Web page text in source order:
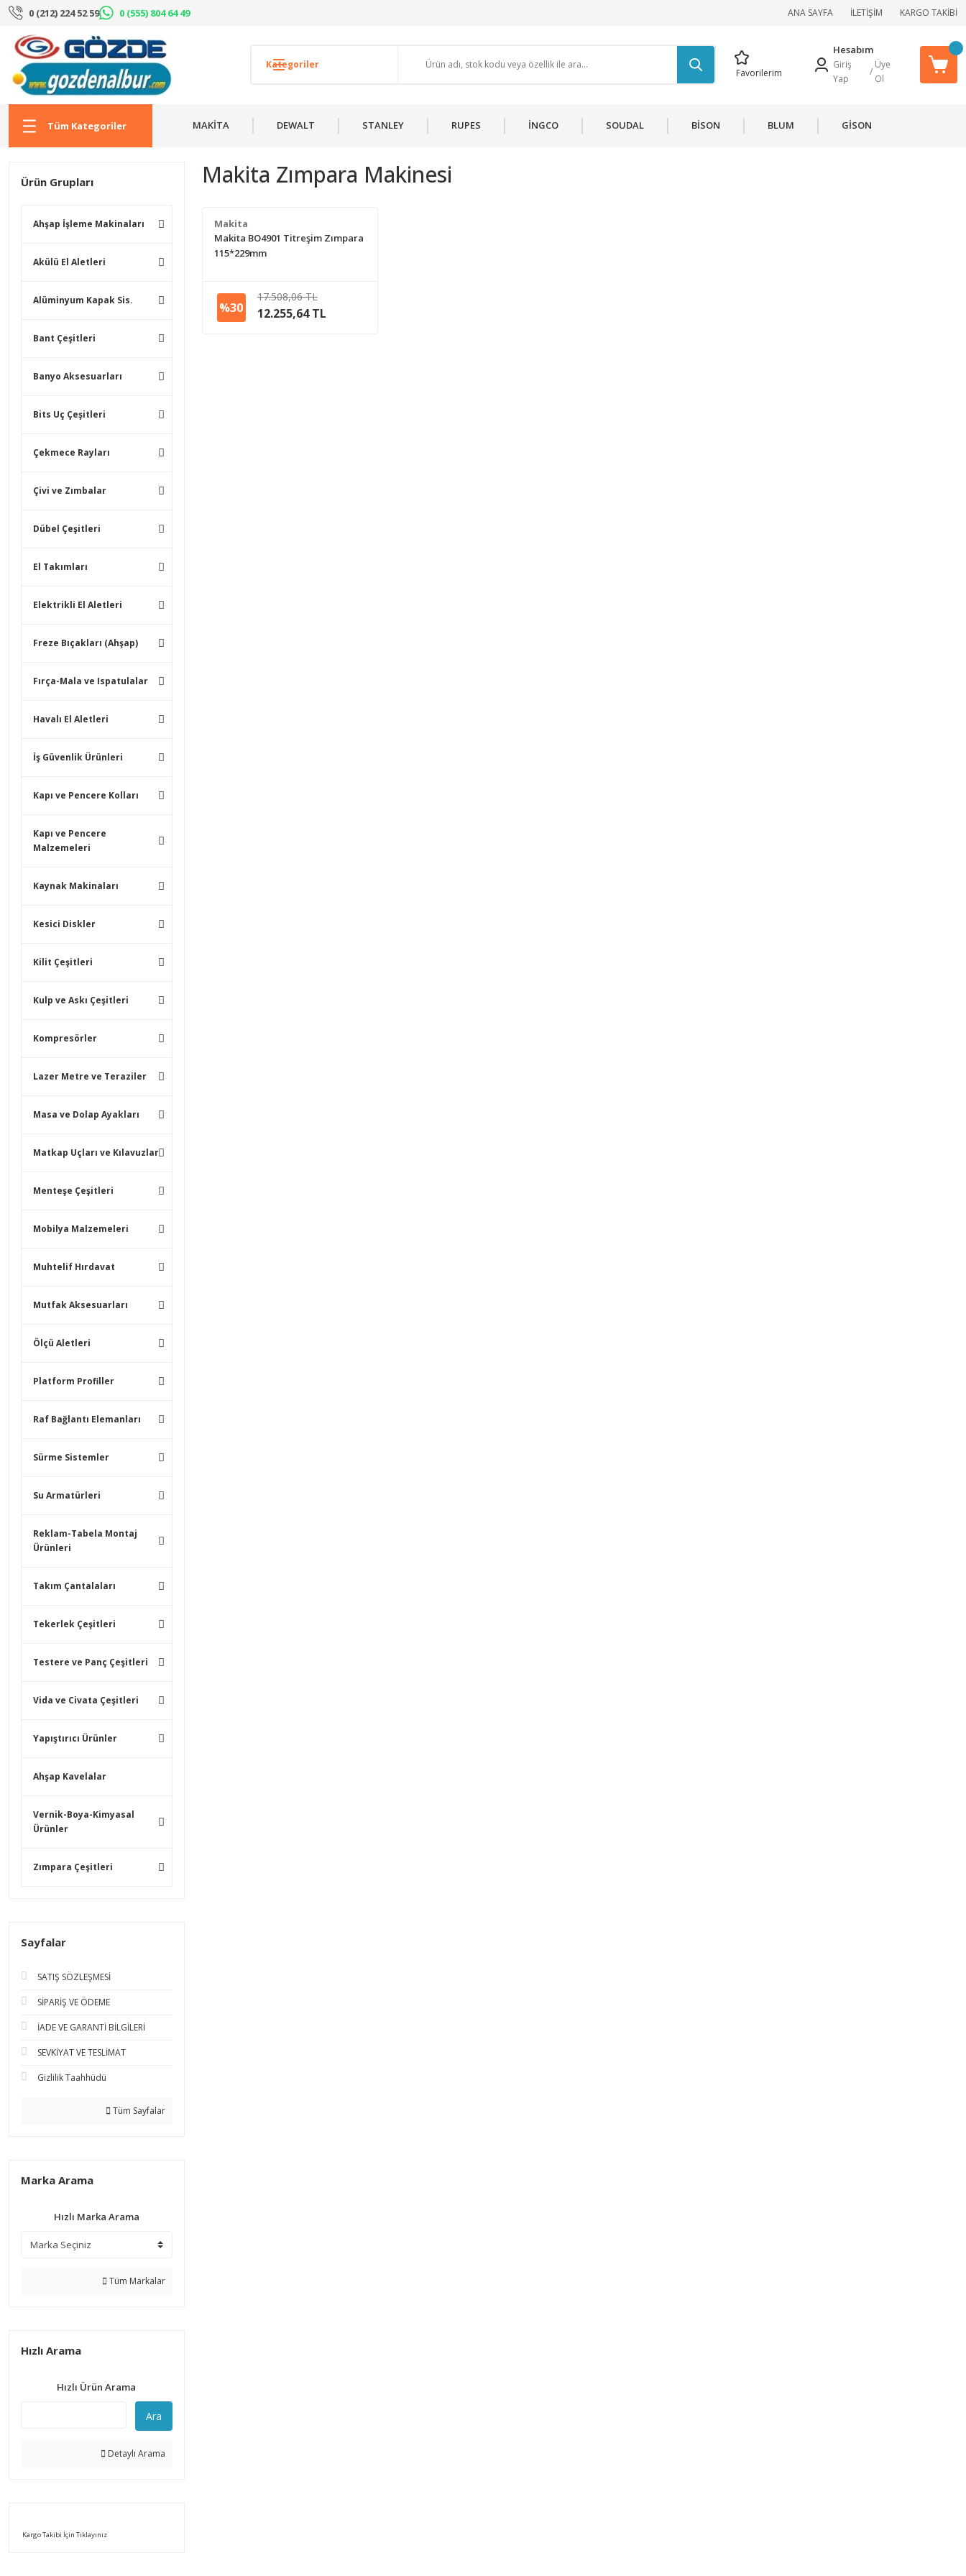
0 (212) 224 52 59 0 (555) 804 64 49 ANA SAYFA İLETİŞİM KARGO TAKİBİ
Favorilerim
Hesabım
Giriş
Yap
/
Üye
Ol
Tüm Kategoriler MAKİTA DEWALT STANLEY RUPES İNGCO SOUDAL BİSON BLUM GİSON
Ürün Grupları
Ahşap İşleme Makinaları
Akülü El Aletleri
Alüminyum Kapak Sis.
Bant Çeşitleri
Banyo Aksesuarları
Bits Uç Çeşitleri
Çekmece Rayları
Çivi ve Zımbalar
Dübel Çeşitleri
El Takımları
Elektrikli El Aletleri
Freze Bıçakları (Ahşap)
Fırça-Mala ve Ispatulalar
Havalı El Aletleri
İş Güvenlik Ürünleri
Kapı ve Pencere Kolları
Kapı ve Pencere
Malzemeleri
Kaynak Makinaları
Kesici Diskler
Kilit Çeşitleri
Kulp ve Askı Çeşitleri
Kompresörler
Lazer Metre ve Teraziler
Masa ve Dolap Ayakları
Matkap Uçları ve Kılavuzlar
Menteşe Çeşitleri
Mobilya Malzemeleri
Muhtelif Hırdavat
Mutfak Aksesuarları
Ölçü Aletleri
Platform Profiller
Raf Bağlantı Elemanları
Sürme Sistemler
Su Armatürleri
Reklam-Tabela Montaj
Ürünleri
Takım Çantalaları
Tekerlek Çeşitleri
Testere ve Panç Çeşitleri
Vida ve Civata Çeşitleri
Yapıştırıcı Ürünler
Ahşap Kavelalar
Vernik-Boya-Kimyasal
Ürünler
Zımpara Çeşitleri
Sayfalar
SATIŞ SÖZLEŞMESİ
SİPARİŞ VE ÖDEME
İADE VE GARANTİ BİLGİLERİ
SEVKİYAT VE TESLİMAT
Gizlilik Taahhüdü
Tüm Sayfalar
Marka Arama
Hızlı Marka Arama
Tüm Markalar
Hızlı Arama
Hızlı Ürün Arama
Ara
Detaylı Arama
Kargo Takibi İçin Tıklayınız
Makita Zımpara Makinesi
Makita
Makita BO4901 Titreşim Zımpara
115*229mm
%30
17.508,06 TL
12.255,64 TL